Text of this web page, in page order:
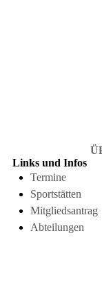
Links und Infos
Termine
Sportstätten
Mitgliedsantrag
Abteilungen